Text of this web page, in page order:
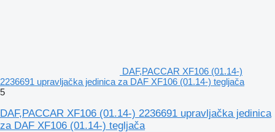
DAF,PACCAR XF106 (01.14-)
2236691 upravljačka jedinica za DAF XF106 (01.14-) tegljača
5
DAF,PACCAR XF106 (01.14-) 2236691 upravljačka jedinica
za DAF XF106 (01.14-) tegljača